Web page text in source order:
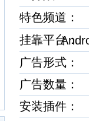
写作
有长
特色频道
挂靠平台
广告形式
广告数量：
安装插件